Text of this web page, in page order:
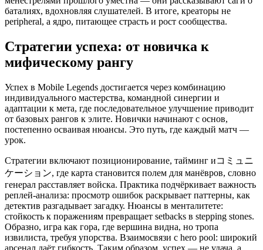
баталиях, вдохновляя слушателей. В итоге, креаторы не
peripheral, а ядро, питающее страсть и рост сообщества.
Стратегии успеха: от новичка к
мифическому рангу
Успех в Mobile Legends достигается через комбинацию
индивидуального мастерства, командной синергии и
адаптации к мета, где последовательное улучшение приводит
от базовых рангов к элите. Новички начинают с основ,
постепенно осваивая нюансы. Это путь, где каждый матч —
урок.
Стратегии включают позиционирование, тайминг иコミュニ
ケーション, где карта становится полем для манёвров, словно
генерал расставляет войска. Практика подчёркивает важность
реплей-анализа: просмотр ошибок раскрывает паттерны, как
детектив разгадывает загадку. Нюансы в менталитете:
стойкость к поражениям превращает setbacks в stepping stones.
Образно, игра как гора, где вершина видна, но тропа
извилиста, требуя упорства. Взаимосвязи с hero pool: широкий
арсенал даёт гибкость. Таким образом, успех — не удача, а